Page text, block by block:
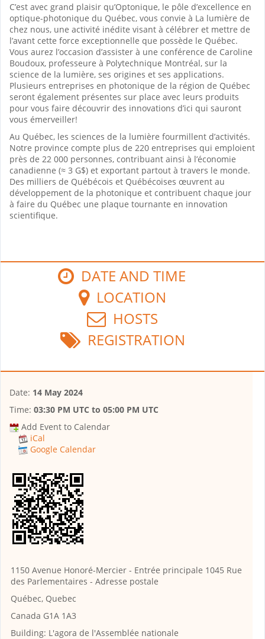
C’est avec grand plaisir qu’Optonique, le pôle d’excellence en
optique-photonique du Québec, vous convie à La lumière de
chez nous, une activité inédite visant à célébrer et mettre de
l’avant cette force exceptionnelle que possède le Québec.
Vous aurez l’occasion d’assister à une conférence de Caroline
Boudoux, professeure à Polytechnique Montréal, sur la
science de la lumière, ses origines et ses applications.
Plusieurs entreprises en photonique de la région de Québec
seront également présentes sur place avec leurs produits
pour vous faire découvrir des innovations d’ici qui sauront
vous émerveiller!
Au Québec, les sciences de la lumière fourmillent d’activités.
Notre province compte plus de 220 entreprises qui emploient
près de 22 000 personnes, contribuant ainsi à l’économie
canadienne (≈ 3 G$) et exportant partout à travers le monde.
Des milliers de Québécois et Québécoises œuvrent au
développement de la photonique et contribuent chaque jour
à faire du Québec une plaque tournante en innovation
scientifique.
DATE AND TIME
LOCATION
HOSTS
REGISTRATION
Date: 14 May 2024
Time: 03:30 PM UTC to 05:00 PM UTC
Add Event to Calendar
iCal
Google Calendar
1150 Avenue Honoré-Mercier - Entrée principale 1045 Rue
des Parlementaires - Adresse postale
Québec, Quebec
Canada G1A 1A3
Building: L'agora de l'Assemblée nationale